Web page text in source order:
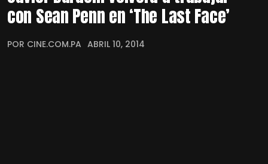
con Sean Penn en ‘The Last Face’
POR CINE.COM.PA ABRIL 10, 2014